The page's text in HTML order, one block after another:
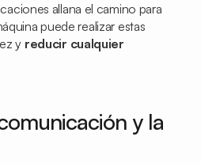
allana el camino para
puede realizar estas
y reducir cualquier
y la